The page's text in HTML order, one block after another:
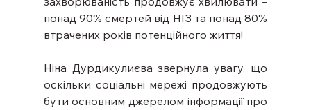
понад 90% смертей від НІЗ та понад 80%
втрачених років потенційного життя!
Ніна Дурдикулиєва звернула увагу, що
оскільки соціальні мережі продовжують
бути основним джерелом інформації про